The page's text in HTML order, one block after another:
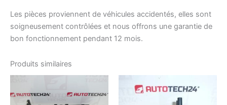
Les pièces proviennent de véhicules accidentés, elles sont
soigneusement contrôlées et nous offrons une garantie de
bon fonctionnement pendant 12 mois.
Produits similaires